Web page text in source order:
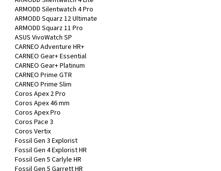
ARMODD Silentwatch 4 Pro
ARMODD Squarz 12 Ultimate
ARMODD Squarz 11 Pro
ASUS VivoWatch SP
CARNEO Adventure HR+
CARNEO Gear+ Essential
CARNEO Gear+ Platinum
CARNEO Prime GTR
CARNEO Prime Slim
Coros Apex 2 Pro
Coros Apex 46 mm
Coros Apex Pro
Coros Pace 3
Coros Vertix
Fossil Gen 3 Explorist
Fossil Gen 4 Explorist HR
Fossil Gen 5 Carlyle HR
Fossil Gen 5 Garrett HR